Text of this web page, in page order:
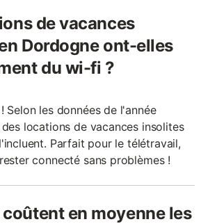
de vacances
Dordogne ont-elles
du wi-fi ?
Selon les données de l'année
locations de vacances insolites
Parfait pour le télétravail,
connecté sans problèmes !
en moyenne les